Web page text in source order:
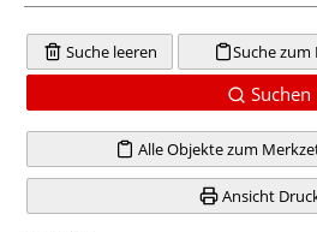
Suche leeren Suche
Suchen
Alle Objekte zum
Ansicht